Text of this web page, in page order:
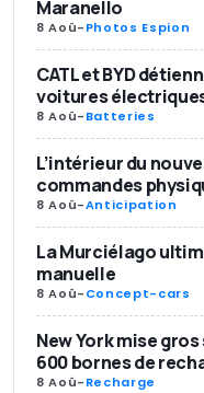
Maranello
8 Aoû-Photos Espion
CATL et BYD
voitures
8 Aoû-Batteries
L’intérieur du
commandes
8 Aoû-Anticipation
La Murciélago
manuelle
8 Aoû-Concept-cars
New York mise
600 bornes de
8 Aoû-Recharge